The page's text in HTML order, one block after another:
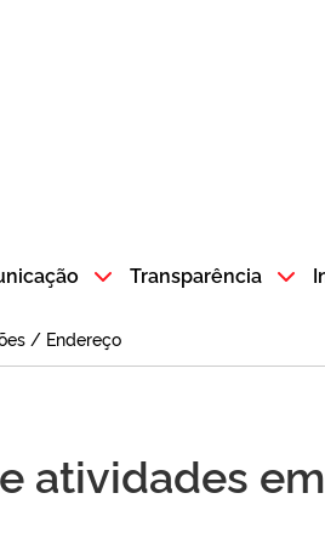
direciona para a página inicial
Transparência
/ Endereço
atividades